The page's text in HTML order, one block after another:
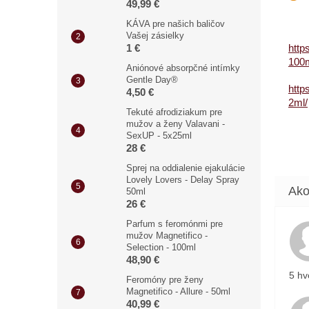
49,99 €
KÁVA pre našich baličov
Vašej zásielky
1 €
Aniónové absorpčné intímky
Gentle Day®
4,50 €
Tekuté afrodiziakum pre
mužov a ženy Valavani -
SexUP - 5x25ml
28 €
Sprej na oddialenie ejakulácie
Lovely Lovers - Delay Spray
50ml
26 €
Parfum s feromónmi pre
mužov Magnetifico -
Selection - 100ml
48,90 €
Feromóny pre ženy
Magnetifico - Allure - 50ml
40,99 €
2ml/
5